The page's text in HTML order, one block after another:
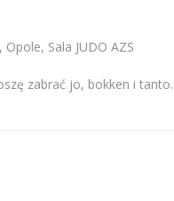
Sala JUDO AZS
zabrać jo, bokken i tanto.